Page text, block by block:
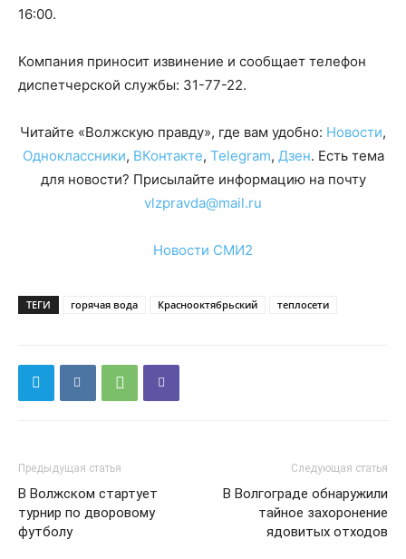
16:00.
Компания приносит извинение и сообщает телефон
диспетчерской службы: 31-77-22.
Читайте «Волжскую правду», где вам удобно: Новости,
Одноклассники, ВКонтакте, Telegram, Дзен. Есть тема
для новости? Присылайте информацию на почту
vlzpravda@mail.ru
Новости СМИ2
ТЕГИ горячая вода Краснооктябрьский теплосети
Предыдущая статья
В Волжском стартует
турнир по дворовому
футболу
Следующая статья
В Волгограде обнаружили
тайное захоронение
ядовитых отходов